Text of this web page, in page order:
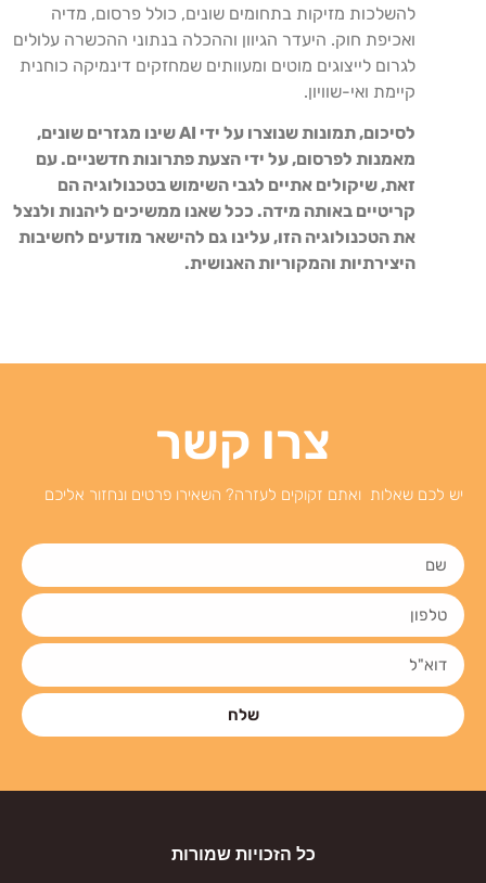
להשלכות מזיקות בתחומים שונים, כולל פרסום, מדיה
ואכיפת חוק. היעדר הגיוון וההכלה בנתוני ההכשרה עלולים
לגרום לייצוגים מוטים ומעוותים שמחזקים דינמיקה כוחנית
קיימת ואי-שוויון.
לסיכום, תמונות שנוצרו על ידי AI שינו מגזרים שונים,
מאמנות לפרסום, על ידי הצעת פתרונות חדשניים. עם
זאת, שיקולים אתיים לגבי השימוש בטכנולוגיה הם
קריטיים באותה מידה. ככל שאנו ממשיכים ליהנות ולנצל
את הטכנולוגיה הזו, עלינו גם להישאר מודעים לחשיבות
היצירתיות והמקוריות האנושית.
צרו קשר
יש לכם שאלות ואתם זקוקים לעזרה? השאירו פרטים ונחזור אליכם
שלח
כל הזכויות שמורות